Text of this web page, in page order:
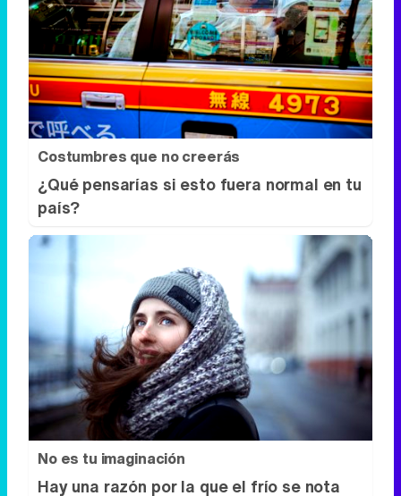
Costumbres que no creerás
¿Qué pensarías si esto fuera normal en tu
país?
No es tu imaginación
Hay una razón por la que el frío se nota